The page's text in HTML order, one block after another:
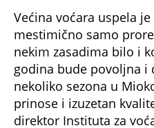
Većina voćara uspela
mestimično samo
nekim zasadima bilo i
godina bude povoljna i
nekoliko sezona u
prinose i izuzetan
direktor Instituta za